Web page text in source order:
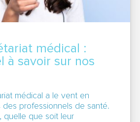
médical :
à savoir sur nos
médical a le vent en
des professionnels de santé.
quelle que soit leur